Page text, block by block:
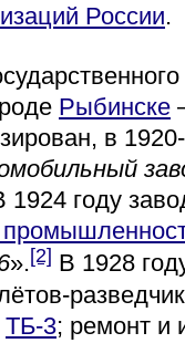
России.
Рыбинске
в
1924 году
».[2] В 1928
ТБ-3; ремонт и